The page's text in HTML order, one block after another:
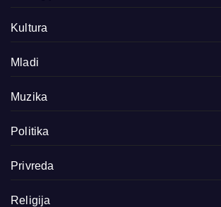
Kultura
Mladi
Muzika
Politika
Privreda
Religija